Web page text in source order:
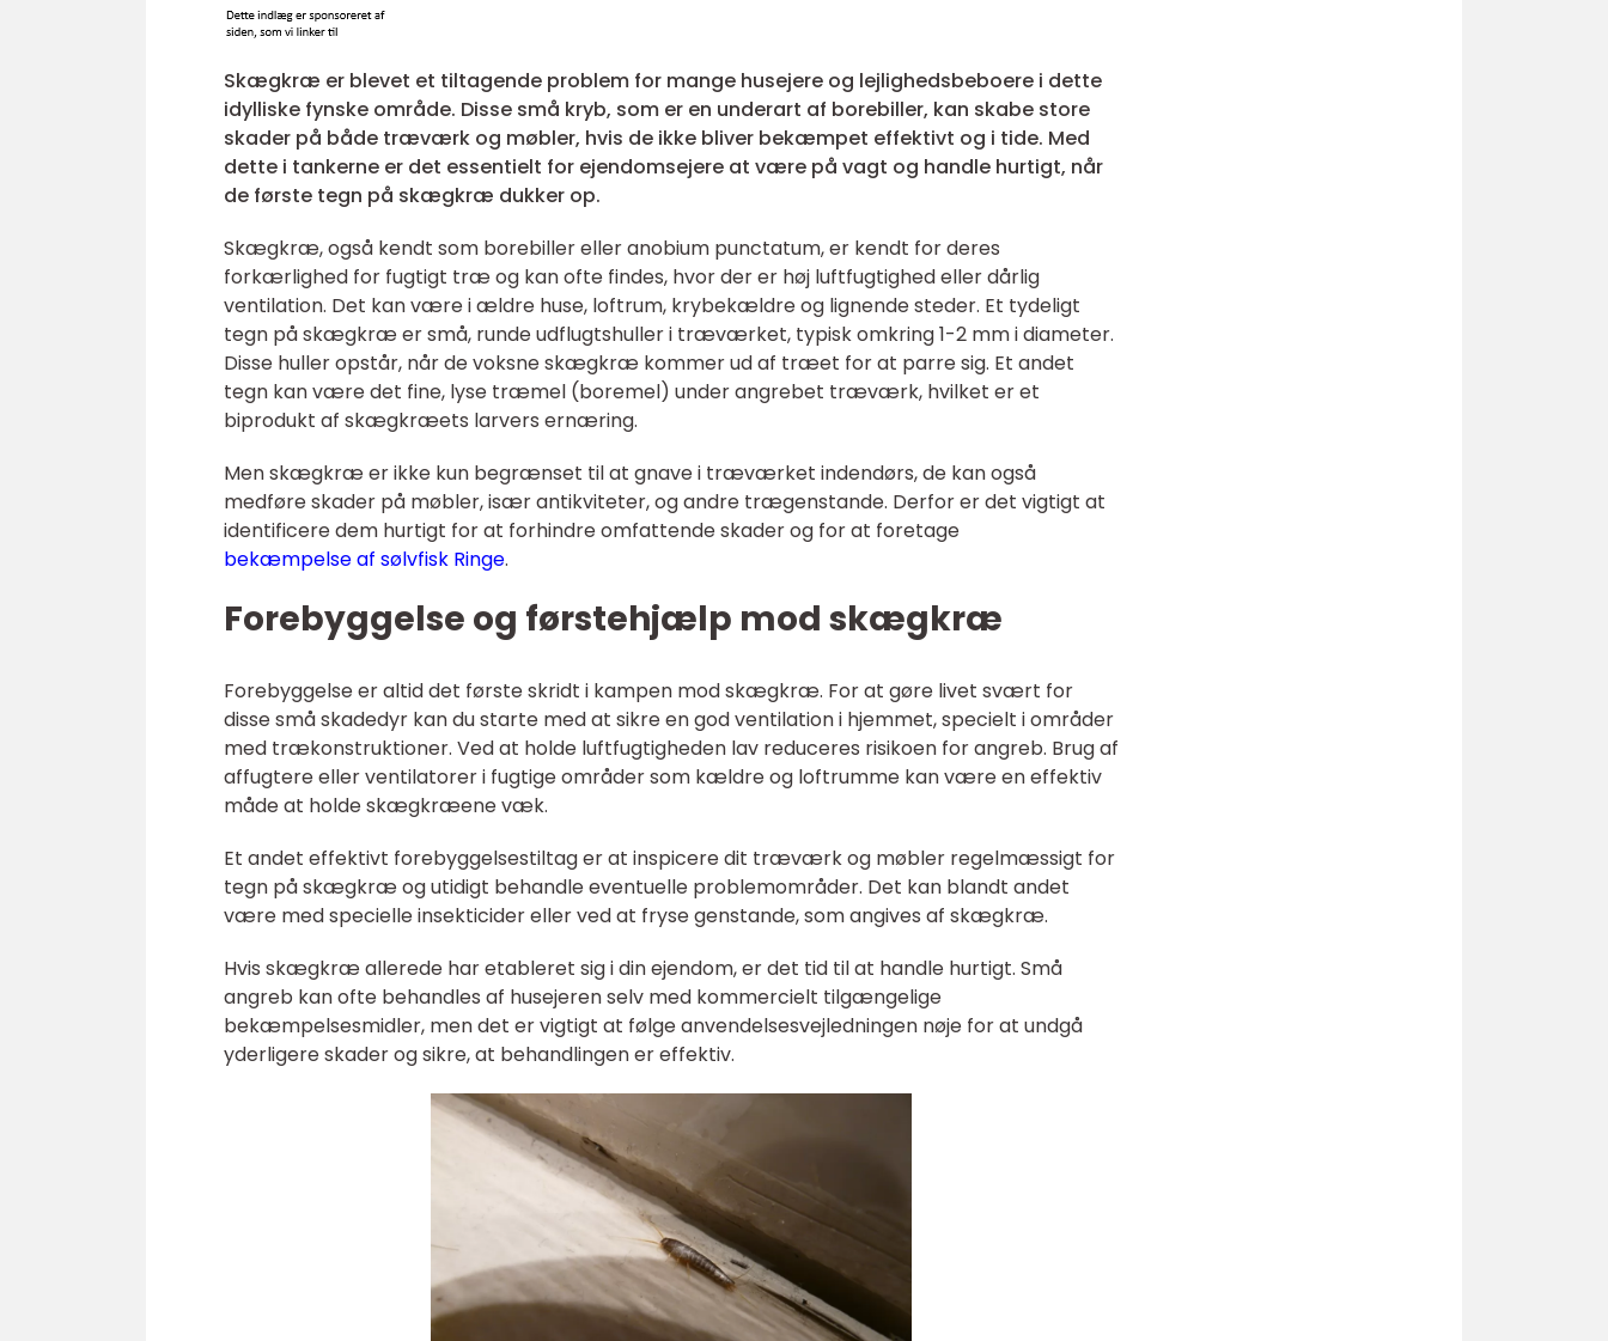
Skægkræ er blevet et tiltagende problem for mange husejere og lejlighedsbeboere i dette
idylliske fynske område. Disse små kryb, som er en underart af borebiller, kan skabe store
skader på både træværk og møbler, hvis de ikke bliver bekæmpet effektivt og i tide. Med
dette i tankerne er det essentielt for ejendomsejere at være på vagt og handle hurtigt, når
de første tegn på skægkræ dukker op.
Skægkræ, også kendt som borebiller eller anobium punctatum, er kendt for deres
forkærlighed for fugtigt træ og kan ofte findes, hvor der er høj luftfugtighed eller dårlig
ventilation. Det kan være i ældre huse, loftrum, krybekældre og lignende steder. Et tydeligt
tegn på skægkræ er små, runde udflugtshuller i træværket, typisk omkring 1-2 mm i diameter.
Disse huller opstår, når de voksne skægkræ kommer ud af træet for at parre sig. Et andet
tegn kan være det fine, lyse træmel (boremel) under angrebet træværk, hvilket er et
biprodukt af skægkræets larvers ernæring.
Men skægkræ er ikke kun begrænset til at gnave i træværket indendørs, de kan også
medføre skader på møbler, især antikviteter, og andre trægenstande. Derfor er det vigtigt at
identificere dem hurtigt for at forhindre omfattende skader og for at foretage
bekæmpelse af sølvfisk Ringe.
Forebyggelse og førstehjælp mod skægkræ
Forebyggelse er altid det første skridt i kampen mod skægkræ. For at gøre livet svært for
disse små skadedyr kan du starte med at sikre en god ventilation i hjemmet, specielt i områder
med trækonstruktioner. Ved at holde luftfugtigheden lav reduceres risikoen for angreb. Brug af
affugtere eller ventilatorer i fugtige områder som kældre og loftrumme kan være en effektiv
måde at holde skægkræene væk.
Et andet effektivt forebyggelsestiltag er at inspicere dit træværk og møbler regelmæssigt for
tegn på skægkræ og utidigt behandle eventuelle problemområder. Det kan blandt andet
være med specielle insekticider eller ved at fryse genstande, som angives af skægkræ.
Hvis skægkræ allerede har etableret sig i din ejendom, er det tid til at handle hurtigt. Små
angreb kan ofte behandles af husejeren selv med kommercielt tilgængelige
bekæmpelsesmidler, men det er vigtigt at følge anvendelsesvejledningen nøje for at undgå
yderligere skader og sikre, at behandlingen er effektiv.